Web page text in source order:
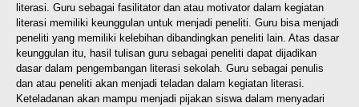
literasi. Guru sebagai fasilitator dan atau motivator dalam kegiatan
literasi memiliki keunggulan untuk menjadi peneliti. Guru bisa menjadi
peneliti yang memiliki kelebihan dibandingkan peneliti lain. Atas dasar
keunggulan itu, hasil tulisan guru sebagai peneliti dapat dijadikan
dasar dalam pengembangan literasi sekolah. Guru sebagai penulis
dan atau peneliti akan menjadi teladan dalam kegiatan literasi.
Keteladanan akan mampu menjadi pijakan siswa dalam menyadari